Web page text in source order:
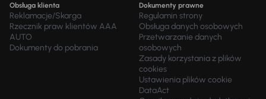
Obsługa klienta
Reklamacje/Skarga
Rzecznik praw klientów AAA
AUTO
Dokumenty do pobrania
Dokumenty prawne
Regulamin strony
Obsługa danych osobowych
Przetwarzanie danych
osobowych
Zasady korzystania z plików
cookies
Ustawienia plików cookie
DataAct